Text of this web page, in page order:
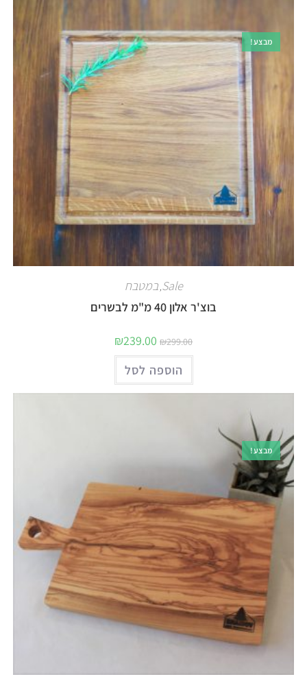
מבצע!
Sale
,במטבח
בוצ'ר אלון 40 מ"מ לבשרים
₪299.00
₪239.00
הוספה לסל
מבצע!